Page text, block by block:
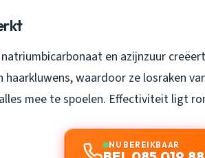
en azijnzuur
haarkluwens, waardoor ze losraken
mee te spoelen. Effectiviteit ligt
NU BEREIKBAAR